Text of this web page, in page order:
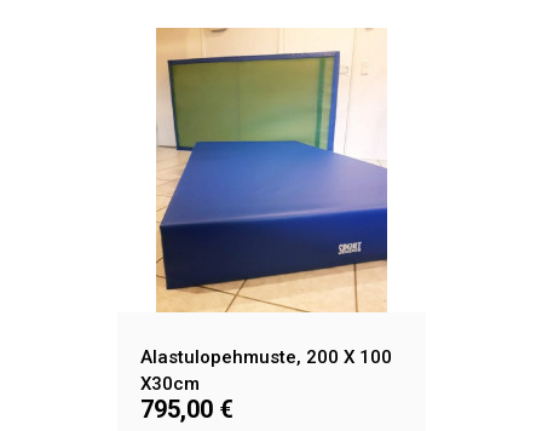
Alastulopehmuste, 200 X 100
X30cm
795,00 €